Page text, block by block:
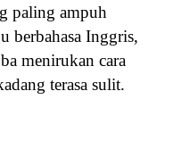
paling ampuh
berbahasa Inggris,
menirukan cara
terasa sulit.